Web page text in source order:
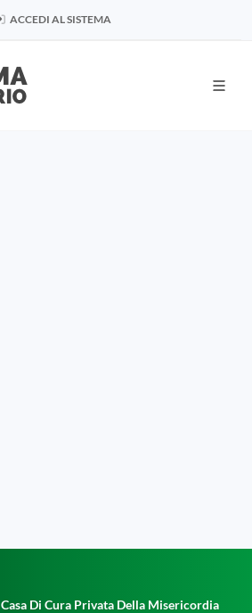
ACCEDI AL SISTEMA
Casa Di Cura Privata Della Misericordia